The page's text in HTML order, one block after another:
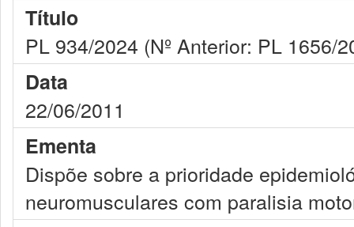
Título
PL 934/2024 (Nº Anterior: PL 1656/
Data
22/06/2011
Ementa
Dispõe sobre a prioridade
neuromusculares com paralisia